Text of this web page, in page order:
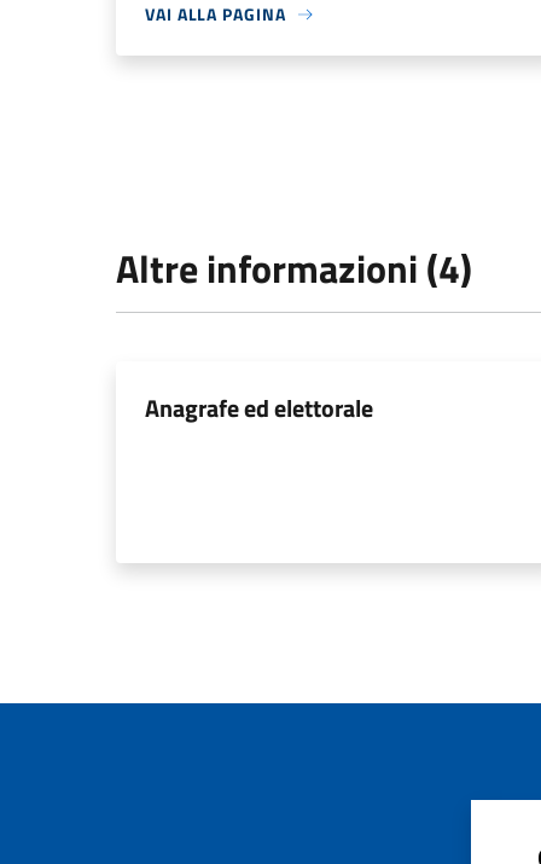
VAI ALLA PAGINA
Altre informazioni (4)
Anagrafe ed elettorale